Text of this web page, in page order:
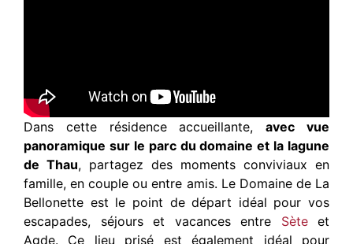
Dans cette résidence accueillante,avec vue
panoramique sur le parc du domaine et la lagune
de Thau, partagez des moments conviviaux en
famille, en couple ou entre amis. Le Domaine de La
Bellonette est le point de départ idéal pour vos
escapades, séjours et vacances entre Sèteet
Agde. Ce lieu prisé est également idéal pour